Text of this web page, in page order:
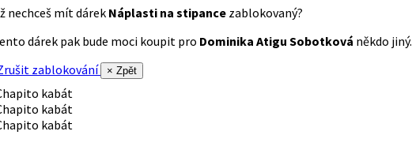
nechceš mít dárek Náplasti na stipance zablokovaný?
dárek pak bude moci koupit pro Dominika Atigu Sobotková někdo jiný.
zablokování
× Zpět